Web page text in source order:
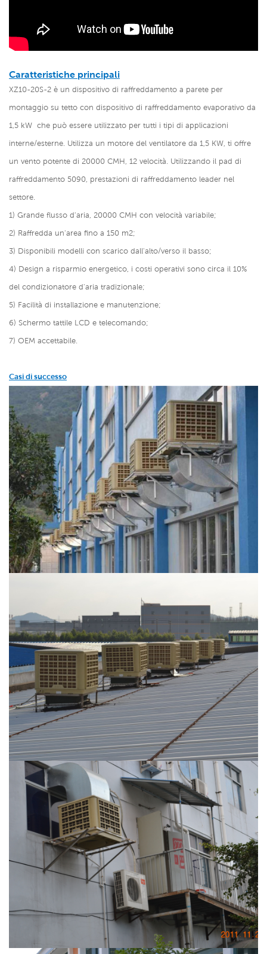
Caratteristiche principali
XZ10-20S-2 è un dispositivo di raffreddamento a parete per
montaggio su tetto con dispositivo di raffreddamento evaporativo da
1,5 kW che può essere utilizzato per tutti i tipi di applicazioni
interne/esterne. Utilizza un motore del ventilatore da 1,5 KW, ti offre
un vento potente di 20000 CMH, 12 velocità. Utilizzando il pad di
raffreddamento 5090, prestazioni di raffreddamento leader nel
settore.
1) Grande flusso d'aria, 20000 CMH con velocità variabile;
2) Raffredda un'area fino a 150 m2;
3) Disponibili modelli con scarico dall'alto/verso il basso;
4) Design a risparmio energetico, i costi operativi sono circa il 10%
del condizionatore d'aria tradizionale;
5) Facilità di installazione e manutenzione;
6) Schermo tattile LCD e telecomando;
7) OEM accettabile.
Casi di successo